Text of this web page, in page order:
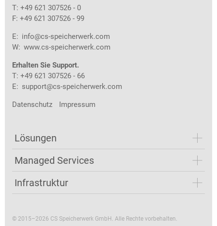
T: +49 621 307526 - 0
F: +49 621 307526 - 99
E: info@cs-speicherwerk.com
W: www.cs-speicherwerk.com
Erhalten Sie Support.
T: +49 621 307526 - 66
E: support@cs-speicherwerk.com
Datenschutz Impressum
Lösungen
Managed Services
Infrastruktur
© 2015–2026 CS Speicherwerk GmbH. Alle Rechte vorbehalten.